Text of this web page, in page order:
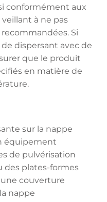
conformément aux
à ne pas
Si
dispersant avec de
que le produit
en matière de
sur la nappe
équipement
de pulvérisation
des plates-formes
couverture
nappe